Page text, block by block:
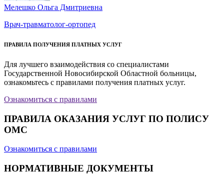
Мелешко Ольга Дмитриевна
Врач-травматолог-ортопед
ПРАВИЛА ПОЛУЧЕНИЯ ПЛАТНЫХ УСЛУГ
Для лучшего взаимодействия со специалистами
Государственной Новосибирской Областной больницы,
ознакомьтесь с правилами получения платных услуг.
Ознакомиться с правилами
ПРАВИЛА ОКАЗАНИЯ УСЛУГ ПО ПОЛИСУ
ОМС
Ознакомиться с правилами
НОРМАТИВНЫЕ ДОКУМЕНТЫ